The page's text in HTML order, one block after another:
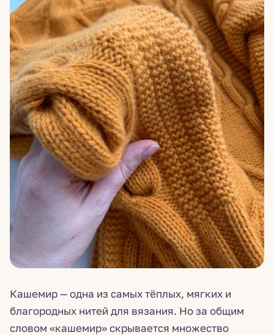
Кашемир — одна из самых тёплых, мягких и
благородных нитей для вязания. Но за общим
словом «кашемир» скрывается множество